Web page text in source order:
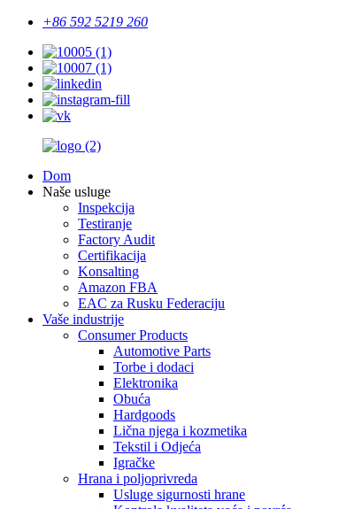
+86 592 5219 260
Dom
Naše usluge
Inspekcija
Testiranje
Factory Audit
Certifikacija
Konsalting
Amazon FBA
EAC za Rusku Federaciju
Vaše industrije
Consumer Products
Automotive Parts
Torbe i dodaci
Elektronika
Obuća
Hardgoods
Lična njega i kozmetika
Tekstil i Odjeća
Igračke
Hrana i poljoprivreda
Usluge sigurnosti hrane